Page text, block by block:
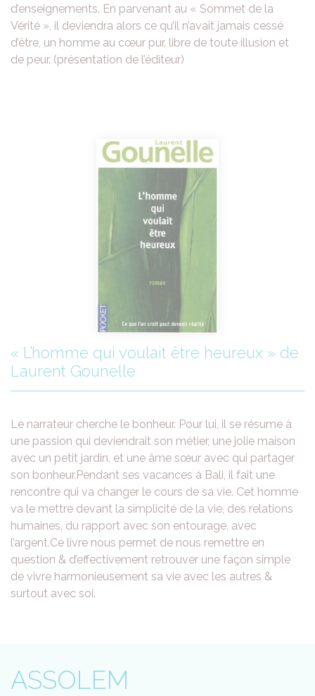
d’enseignements. En parvenant au « Sommet de la
Vérité », il deviendra alors ce qu’il n’avait jamais cessé
d’être, un homme au cœur pur, libre de toute illusion et
de peur. (présentation de l’éditeur)
« L’homme qui voulait être heureux » de
Laurent Gounelle
Le narrateur cherche le bonheur. Pour lui, il se résume à
une passion qui deviendrait son métier, une jolie maison
avec un petit jardin, et une âme sœur avec qui partager
son bonheur.Pendant ses vacances à Bali, il fait une
rencontre qui va changer le cours de sa vie. Cet homme
va le mettre devant la simplicité de la vie, des relations
humaines, du rapport avec son entourage, avec
l’argent.Ce livre nous permet de nous remettre en
question & d’effectivement retrouver une façon simple
de vivre harmonieusement sa vie avec les autres &
surtout avec soi.
ASSOLEM